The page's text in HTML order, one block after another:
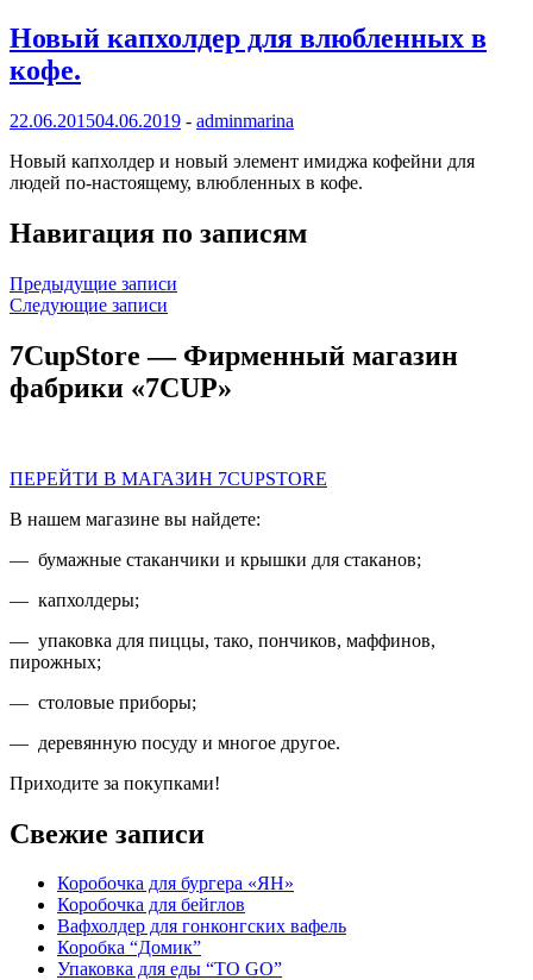
Новый капхолдер для влюбленных в
кофе.
22.06.201504.06.2019 - adminmarina
Новый капхолдер и новый элемент имиджа кофейни для
людей по-настоящему, влюбленных в кофе.
Навигация по записям
Предыдущие записи
Следующие записи
7CupStore — Фирменный магазин
фабрики «7CUP»
ПЕРЕЙТИ В МАГАЗИН 7CUPSTORE
В нашем магазине вы найдете:
— бумажные стаканчики и крышки для стаканов;
— капхолдеры;
— упаковка для пиццы, тако, пончиков, маффинов,
пирожных;
— столовые приборы;
— деревянную посуду и многое другое.
Приходите за покупками!
Свежие записи
Коробочка для бургера «ЯН»
Коробочка для бейглов
Вафхолдер для гонконгских вафель
Коробка “Домик”
Упаковка для еды “TO GO”